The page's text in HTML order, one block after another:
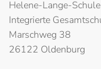
Helene-Lange-Schule
Integrierte
Marschweg 38
26122 Oldenburg